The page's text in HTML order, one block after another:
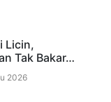
Licin,
Tak Bakar…
2026